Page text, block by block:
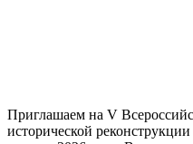
Приглашаем на V
исторической